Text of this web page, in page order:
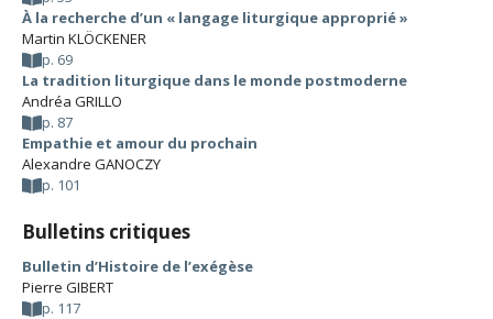
À la recherche d’un « langage liturgique approprié »
Martin KLÖCKENER
p. 69
La tradition liturgique dans le monde postmoderne
Andréa GRILLO
p. 87
Empathie et amour du prochain
Alexandre GANOCZY
p. 101
Bulletins critiques
Bulletin d’Histoire de l’exégèse
Pierre GIBERT
p. 117